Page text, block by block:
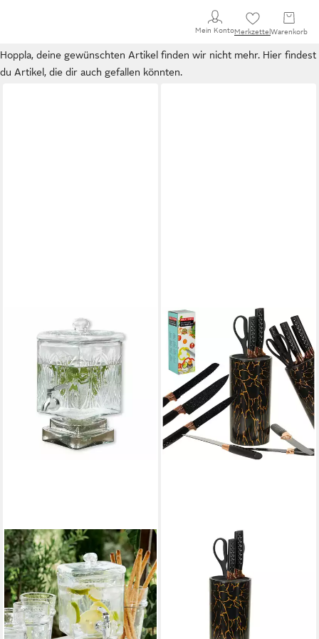
Mein KontoMerkzettel Warenkorb
Hoppla, deine gewünschten Artikel finden wir nicht mehr. Hier findest
du Artikel, die dir auch gefallen könnten.